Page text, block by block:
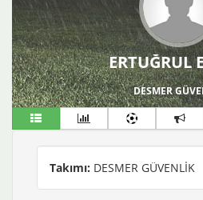
ERTUĞRUL
DESMER
Takımı: DESMER GÜVENLİK